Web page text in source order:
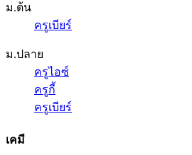
ม.ต้น
ครูเบียร์
ม.ปลาย
ครูไอซ์
ครูกี้
ครูเบียร์
เคมี